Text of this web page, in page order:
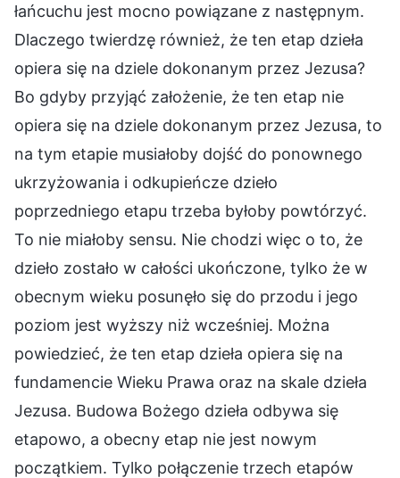
łańcuchu jest mocno powiązane z następnym.
Dlaczego twierdzę również, że ten etap dzieła
opiera się na dziele dokonanym przez Jezusa?
Bo gdyby przyjąć założenie, że ten etap nie
opiera się na dziele dokonanym przez Jezusa, to
na tym etapie musiałoby dojść do ponownego
ukrzyżowania i odkupieńcze dzieło
poprzedniego etapu trzeba byłoby powtórzyć.
To nie miałoby sensu. Nie chodzi więc o to, że
dzieło zostało w całości ukończone, tylko że w
obecnym wieku posunęło się do przodu i jego
poziom jest wyższy niż wcześniej. Można
powiedzieć, że ten etap dzieła opiera się na
fundamencie Wieku Prawa oraz na skale dzieła
Jezusa. Budowa Bożego dzieła odbywa się
etapowo, a obecny etap nie jest nowym
początkiem. Tylko połączenie trzech etapów